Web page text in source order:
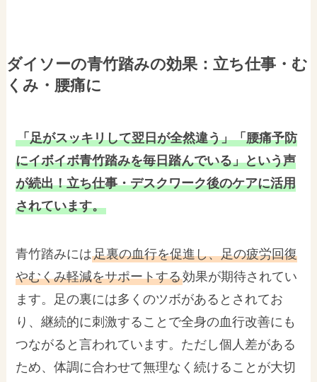
ダイソーの青竹踏みの効果：立ち仕事・む
くみ・腰痛に
「足がスッキリして翌日が全然違う」「腰痛予防
にイボイボ青竹踏みを毎日踏んでいる」という声
が続出！立ち仕事・デスクワーク後のケアに活用
されています。
青竹踏みには足裏の血行を促進し、足の疲労回復
やむくみ軽減をサポートする効果が期待されてい
ます。足の裏には多くのツボがあるとされてお
り、継続的に刺激することで全身の血行改善にも
つながると言われています。ただし個人差がある
ため、体調に合わせて無理なく続けることが大切